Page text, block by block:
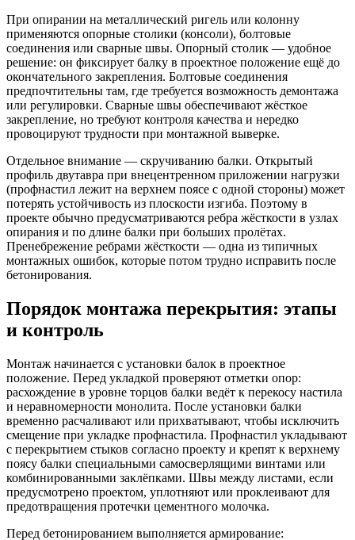
При опирании на металлический ригель или колонну
применяются опорные столики (консоли), болтовые
соединения или сварные швы. Опорный столик — удобное
решение: он фиксирует балку в проектное положение ещё до
окончательного закрепления. Болтовые соединения
предпочтительны там, где требуется возможность демонтажа
или регулировки. Сварные швы обеспечивают жёсткое
закрепление, но требуют контроля качества и нередко
провоцируют трудности при монтажной выверке.
Отдельное внимание — скручиванию балки. Открытый
профиль двутавра при внецентренном приложении нагрузки
(профнастил лежит на верхнем поясе с одной стороны) может
потерять устойчивость из плоскости изгиба. Поэтому в
проекте обычно предусматриваются ребра жёсткости в узлах
опирания и по длине балки при больших пролётах.
Пренебрежение ребрами жёсткости — одна из типичных
монтажных ошибок, которые потом трудно исправить после
бетонирования.
Порядок монтажа перекрытия: этапы
и контроль
Монтаж начинается с установки балок в проектное
положение. Перед укладкой проверяют отметки опор:
расхождение в уровне торцов балки ведёт к перекосу настила
и неравномерности монолита. После установки балки
временно расчаливают или прихватывают, чтобы исключить
смещение при укладке профнастила. Профнастил укладывают
с перекрытием стыков согласно проекту и крепят к верхнему
поясу балки специальными самосверлящими винтами или
комбинированными заклёпками. Швы между листами, если
предусмотрено проектом, уплотняют или проклеивают для
предотвращения протечки цементного молочка.
Перед бетонированием выполняется армирование: